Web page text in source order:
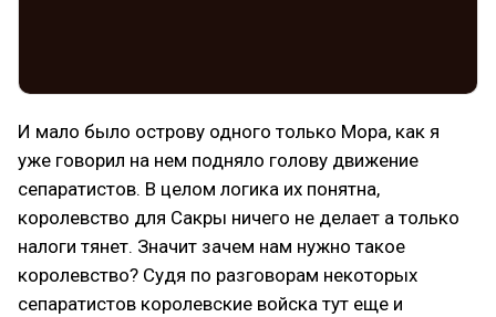
И мало было острову одного только Мора, как я
уже говорил на нем подняло голову движение
сепаратистов. В целом логика их понятна,
королевство для Сакры ничего не делает а только
налоги тянет. Значит зачем нам нужно такое
королевство? Судя по разговорам некоторых
сепаратистов королевские войска тут еще и